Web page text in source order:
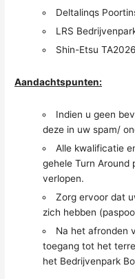
Deltalinqs
LRS
Shin-Etsu
Aandachtspunten:
Indien u geen
deze in uw spam/
Alle kwalificatie
gehele Turn Around
verlopen.
Zorg ervoor dat
zich hebben
Na het afronden
toegang tot het
het Bedrijvenpark